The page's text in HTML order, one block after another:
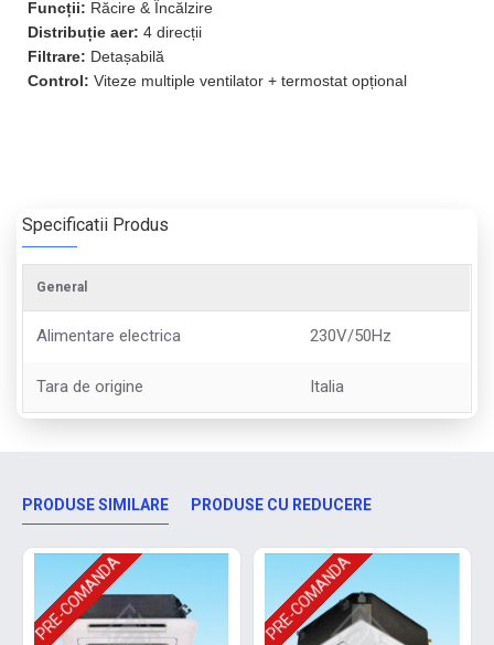
Funcții: Răcire & Încălzire
Distribuție aer: 4 direcții
Filtrare: Detașabilă
Control: Viteze multiple ventilator + termostat opțional
Specificatii Produs
General
Alimentare electrica 230V/50Hz
Tara de origine Italia
PRODUSE SIMILARE PRODUSE CU REDUCERE
PRE-COMANDA PRE-COMANDA